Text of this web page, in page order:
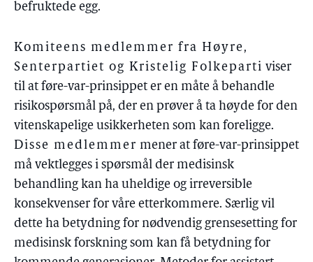
befruktede egg.
Komiteens medlemmer fra Høyre,
Senterpartiet og Kristelig Folkeparti viser
til at føre-var-prinsippet er en måte å behandle
risikospørsmål på, der en prøver å ta høyde for den
vitenskapelige usikkerheten som kan foreligge.
Disse medlemmer mener at føre-var-prinsippet
må vektlegges i spørsmål der medisinsk
behandling kan ha uheldige og irreversible
konsekvenser for våre etterkommere. Særlig vil
dette ha betydning for nødvendig grensesetting for
medisinsk forskning som kan få betydning for